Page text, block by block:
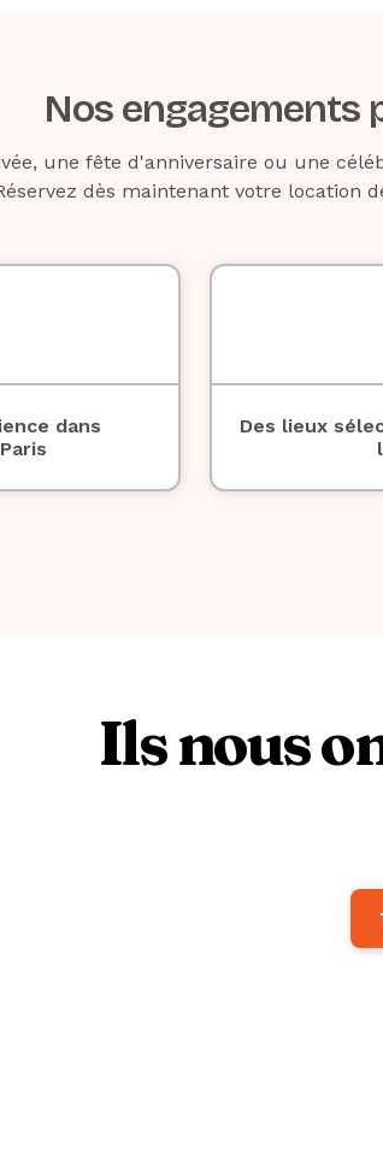
Nos engagements
une fête d'anniversaire ou une
dès maintenant votre
dans
Des lieux
Ils nous